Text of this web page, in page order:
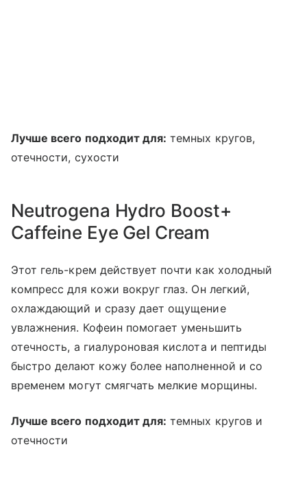
Лучше всего подходит для: темных кругов,
отечности, сухости
Neutrogena Hydro Boost+
Caffeine Eye Gel Cream
Этот гель-крем действует почти как холодный
компресс для кожи вокруг глаз. Он легкий,
охлаждающий и сразу дает ощущение
увлажнения. Кофеин помогает уменьшить
отечность, а гиалуроновая кислота и пептиды
быстро делают кожу более наполненной и со
временем могут смягчать мелкие морщины.
Лучше всего подходит для: темных кругов и
отечности